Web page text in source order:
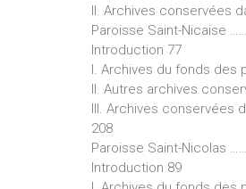
II. Archives conservées
Paroisse Saint-
Introduction 77
I. Archives du fonds des
II. Autres archives
III. Archives conservées
208
Paroisse Saint-
Introduction 89